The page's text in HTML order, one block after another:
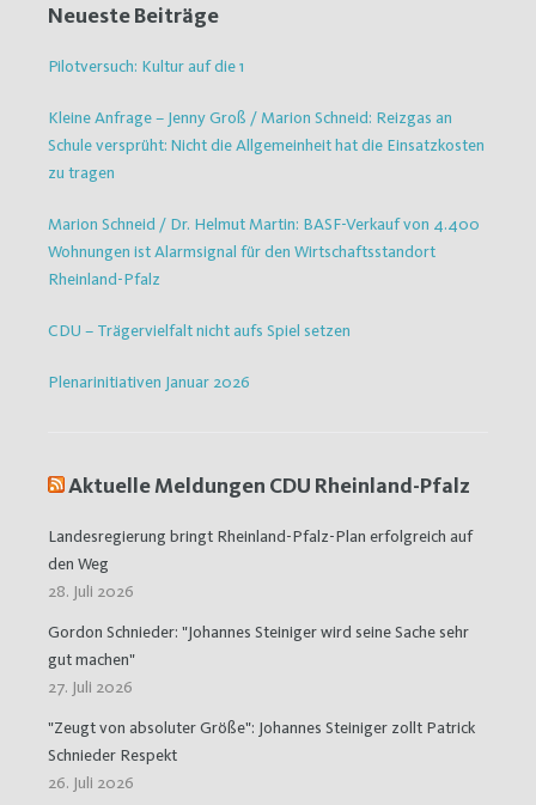
Neueste Beiträge
Pilotversuch: Kultur auf die 1
Kleine Anfrage – Jenny Groß / Marion Schneid: Reizgas an
Schule versprüht: Nicht die Allgemeinheit hat die Einsatzkosten
zu tragen
Marion Schneid / Dr. Helmut Martin: BASF-Verkauf von 4.400
Wohnungen ist Alarmsignal für den Wirtschaftsstandort
Rheinland-Pfalz
CDU – Trägervielfalt nicht aufs Spiel setzen
Plenarinitiativen Januar 2026
Aktuelle Meldungen CDU Rheinland-Pfalz
Landesregierung bringt Rheinland-Pfalz-Plan erfolgreich auf
den Weg
28. Juli 2026
Gordon Schnieder: "Johannes Steiniger wird seine Sache sehr
gut machen"
27. Juli 2026
"Zeugt von absoluter Größe": Johannes Steiniger zollt Patrick
Schnieder Respekt
26. Juli 2026